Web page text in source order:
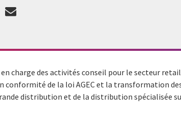
charge des activités conseil pour le secteur
conformité de la loi AGEC et la transformation
distribution et de la distribution spécialisée